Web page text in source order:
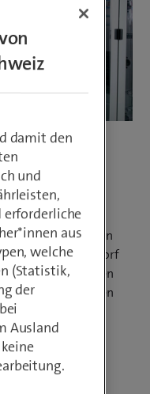
bis Ende
Davon profitieren
von Kirchdorf
haben den
ersten sichtbaren
Noflen
2020.
bereits
damit den
und
erforderliche
aus
welche
(Statistik,
der
Ausland